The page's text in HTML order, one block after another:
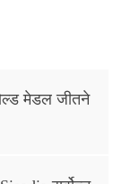
मेडल जीतने